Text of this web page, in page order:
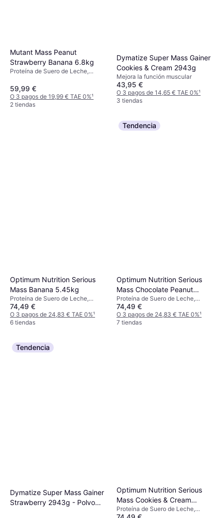
Mutant Mass Peanut
Strawberry Banana 6.8kg
Proteína de Suero de Leche,
Huevo, Mejora la función
muscular, Edulcorante
59,99 €
O 3 pagos de 19,99 € TAE 0%¹
2 tiendas
Dymatize Super Mass Gainer
Cookies & Cream 2943g
Mejora la función muscular
43,95 €
O 3 pagos de 14,65 € TAE 0%¹
3 tiendas
Optimum Nutrition Serious
Mass Banana 5.45kg
Proteína de Suero de Leche,
Vitamina K, Vitamina E, Vitamina D,
Vitamina C, Vitamina B, Vitamina
A, Manganeso, Cromo, Cobre,
función muscular
74,49 €
O 3 pagos de 24,83 € TAE 0%¹
6 tiendas
Tendencia
Optimum Nutrition Serious
Mass Chocolate Peanut
Butter 5.46kg
Proteína de Suero de Leche,
Vitamina K, Vitamina E, Vitamina D,
Vitamina C, Vitamina B, Vitamina
A, Manganeso, Cromo, Cobre,
74,49 €
O 3 pagos de 24,83 € TAE 0%¹
7 tiendas
Tendencia
Dymatize Super Mass Gainer
Strawberry 2943g - Polvo
Optimum Nutrition Serious
Mass Cookies & Cream
5.45kg
Proteína de Suero de Leche,